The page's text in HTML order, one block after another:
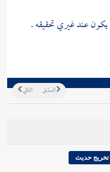
عند غيري تحقيقه .
التالي السابق
تخريج حديث